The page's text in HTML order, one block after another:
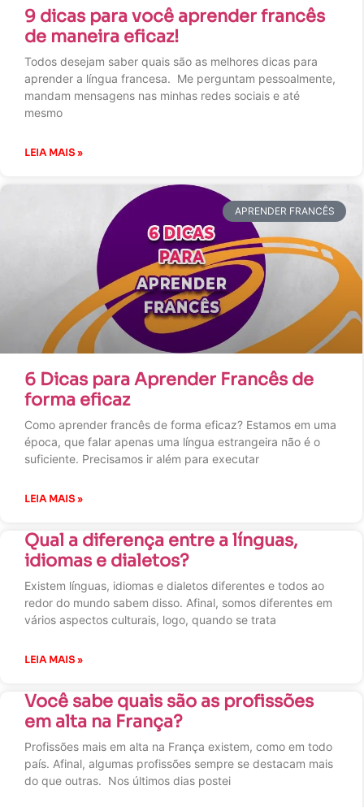
9 dicas para você aprender francês
de maneira eficaz!
Todos desejam saber quais são as melhores dicas para
aprender a língua francesa. Me perguntam pessoalmente,
mandam mensagens nas minhas redes sociais e até
mesmo
LEIA MAIS »
APRENDER FRANCÊS
6 Dicas para Aprender Francês de
forma eficaz
Como aprender francês de forma eficaz? Estamos em uma
época, que falar apenas uma língua estrangeira não é o
suficiente. Precisamos ir além para executar
LEIA MAIS »
Qual a diferença entre a línguas,
idiomas e dialetos?
Existem línguas, idiomas e dialetos diferentes e todos ao
redor do mundo sabem disso. Afinal, somos diferentes em
vários aspectos culturais, logo, quando se trata
LEIA MAIS »
Você sabe quais são as profissões
em alta na França?
Profissões mais em alta na França existem, como em todo
país. Afinal, algumas profissões sempre se destacam mais
do que outras. Nos últimos dias postei